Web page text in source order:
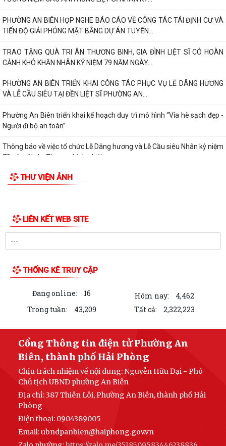
PHƯỜNG AN BIÊN HỌP NGHE BÁO CÁO VỀ CÔNG TÁC TÁI ĐỊNH CƯ VÀ
TIẾN ĐỘ GIẢI PHÓNG MẶT BẰNG DỰ ÁN TUYẾN...
TRAO TẶNG QUÀ TRI ÂN THƯƠNG BINH, GIA ĐÌNH LIỆT SĨ CÓ HOÀN
CẢNH KHÓ KHĂN NHÂN KỶ NIỆM 79 NĂM NGÀY...
PHƯỜNG AN BIÊN TRIỂN KHAI CÔNG TÁC PHỤC VỤ LỄ DÂNG HƯƠNG
VÀ LỄ CẦU SIÊU TẠI ĐỀN LIỆT SĨ PHƯỜNG AN...
Phường An Biên triển khai kế hoạch duy trì mô hình “Vỉa hè sạch đẹp -
Người đi bộ an toàn”
Thông báo về việc tổ chức Lễ Dâng hương và Lễ Cầu siêu Nhân kỷ niệm
79 năm Ngày Thương binh - Liệt...
PHƯỜNG AN BIÊN: TRANG CẤP MÁY TÍNH CHO 100% TỔ DÂN PHỐ –
TẠO ĐỘT PHÁ TRONG NÂNG CAO HIỆU QUẢ CÔNG...
ĐẢNG UỶ PHƯỜNG AN BIÊN CHÚ TRỌNG BỒI DƯỠNG LÝ LUẬN CHÍNH
TRỊ CHO ĐỘI NGŨ GIÁO VIÊN NĂM 2026
PHƯỜNG AN BIÊN BƯỚC ĐẦU ĐẠT KẾT QUẢ TÍCH CỰC TRONG CÔNG
UBND PHƯỜNG AN BIÊN BAN HÀNH KẾ HOẠCH TRIỂN KHAI KHÁM SỨC
KHỎE ĐỊNH KỲ HOẶC KHÁM SÀNG LỌC MIỄN PHÍ...
UBND PHƯỜNG AN BIÊN HỌP TRIỂN KHAI CÁC MÔ HÌNH THỰC HIỆN
CÁC ĐỀ ÁN CỦA THÀNH PHỐ
UBND phường An Biên triển khai công tác phòng, chống bão số 01
(MAYSAK)
PHƯỜNG AN BIÊN CHỦ ĐỘNG TRIỂN KHAI ĐỒNG BỘ CÁC GIẢI PHÁP
ỨNG PHÓ BÃO SỐ 1
TIẾP TỤC TRIỂN KHAI MÔ HÌNH “ĐỒNG HÀNH CÙNG NHÂN DÂN
CHUYỂN ĐỔI SỐ” HỖ TRỢ CÀI ĐẶT ỨNG DỤNG...
THƯ VIỆN ẢNH
LIÊN KẾT WEB SITE
THỐNG KÊ TRUY CẬP
Đang online: 16 Hôm nay: 4,462